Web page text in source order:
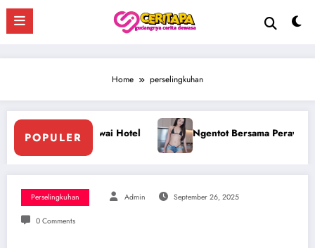
Skip
content
Home perselingkuhan
POPULER
Perawan Montok Berjilbab Ngentot Perawam
Perselingkuhan Admin September 26, 2025
0 Comments